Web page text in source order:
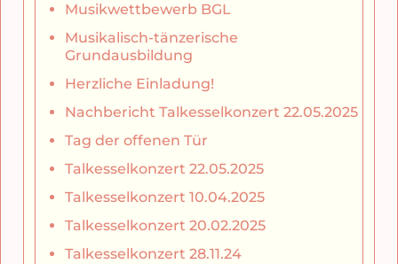
Musikwettbewerb BGL
Musikalisch-tänzerische
Grundausbildung
Herzliche Einladung!
Nachbericht Talkesselkonzert 22.05.2025
Tag der offenen Tür
Talkesselkonzert 22.05.2025
Talkesselkonzert 10.04.2025
Talkesselkonzert 20.02.2025
Talkesselkonzert 28.11.24